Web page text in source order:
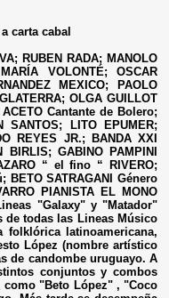
carta cabal
RUBEN RADA; MANOLO
VOLONTÉ; OSCAR
MEXICO; PAOLO
OLGA GUILLOT
ACETO Cantante de Bolero;
SANTOS; LITO EPUMER;
REYES JR.; BANDA XXI
GABINO PAMPINI
“ el fino “ RIVERO;
BETO SATRAGANI Género
PIANISTA EL MONO
"Galaxy" y "Matador"
todas las Lineas Músico
latinoamericana,
López (nombre artístico
de candombe uruguayo. A
conjuntos y combos
como "Beto López" , "Coco